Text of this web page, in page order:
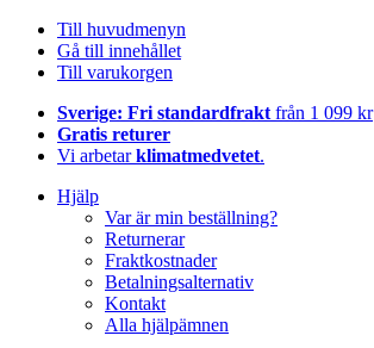
Till huvudmenyn
Gå till innehållet
Till varukorgen
Sverige: Fri standardfrakt från 1 099 kr
Gratis returer
Vi arbetarklimatmedvetet.
Hjälp
Var är min beställning?
Returnerar
Fraktkostnader
Betalningsalternativ
Kontakt
Alla hjälpämnen